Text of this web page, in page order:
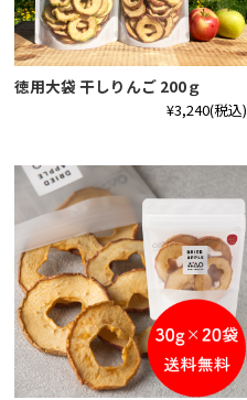
徳用大袋 干しりんご 200ｇ
¥3,240(税込)